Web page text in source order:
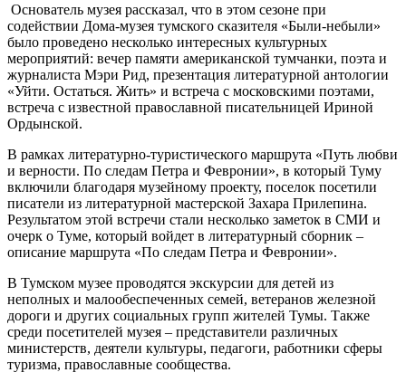
Основатель музея рассказал, что в этом сезоне при
содействии Дома-музея тумского сказителя «Были-небыли»
было проведено несколько интересных культурных
мероприятий: вечер памяти американской тумчанки, поэта и
журналиста Мэри Рид, презентация литературной антологии
«Уйти. Остаться. Жить» и встреча с московскими поэтами,
встреча с известной православной писательницей Ириной
Ордынской.
В рамках литературно-туристического маршрута «Путь любви
и верности. По следам Петра и Февронии», в который Туму
включили благодаря музейному проекту, поселок посетили
писатели из литературной мастерской Захара Прилепина.
Результатом этой встречи стали несколько заметок в СМИ и
очерк о Туме, который войдет в литературный сборник –
описание маршрута «По следам Петра и Февронии».
В Тумском музее проводятся экскурсии для детей из
неполных и малообеспеченных семей, ветеранов железной
дороги и других социальных групп жителей Тумы. Также
среди посетителей музея – представители различных
министерств, деятели культуры, педагоги, работники сферы
туризма, православные сообщества.